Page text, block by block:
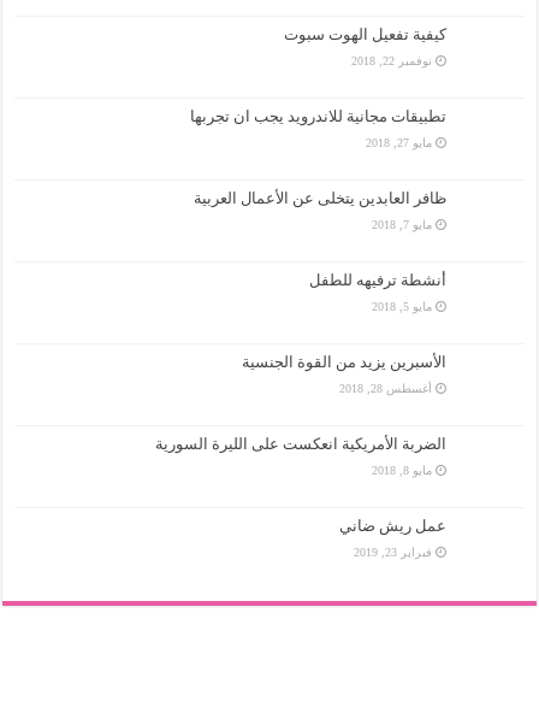
كيفية تفعيل الهوت سبوت
نوفمبر 22, 2018
تطبيقات مجانية للاندرويد يجب ان تجربها
مايو 27, 2018
ظافر العابدين يتخلى عن الأعمال العربية
مايو 7, 2018
أنشطة ترفيهه للطفل
مايو 5, 2018
الأسبرين يزيد من القوة الجنسية
أغسطس 28, 2018
الضربة الأمريكية انعكست على الليرة السورية
مايو 8, 2018
عمل ريش ضاني
فبراير 23, 2019